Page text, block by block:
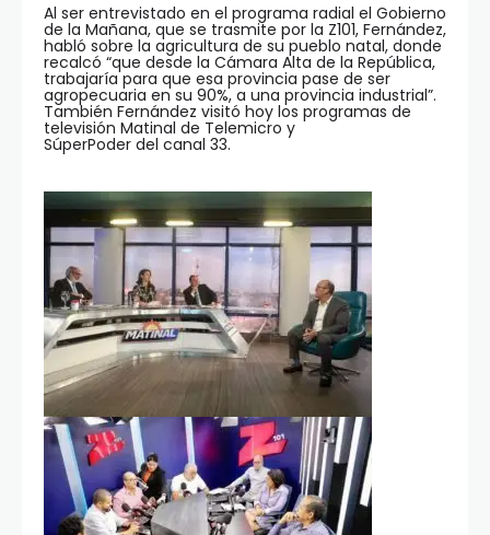
Al ser entrevistado en el programa radial el Gobierno
de la Mañana, que se trasmite por la Z101, Fernández,
habló sobre la agricultura de su pueblo natal, donde
recalcó “que desde la Cámara Alta de la República,
trabajaría para que esa provincia pase de ser
agropecuaria en su 90%, a una provincia industrial”.
También Fernández visitó hoy los programas de
televisión Matinal de Telemicro y
SúperPoder del canal 33.